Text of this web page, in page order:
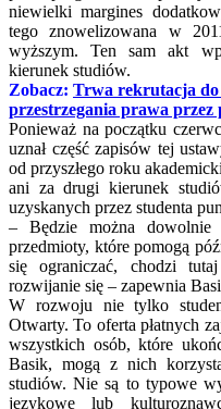
niewielki margines
tego znowelizowana w
wyższym. Ten sam akt
kierunek studiów.
Zobacz: Trwa rekrutacja
przestrzegania prawa przez
Ponieważ na początku
uznał część zapisów tej
od przyszłego roku
ani za drugi kierunek
uzyskanych przez studenta
‒ Będzie można dowolnie
przedmioty, które pomogą
się ograniczać, chodzi
rozwijanie się – zapewnia
W rozwoju nie tylko
Otwarty. To oferta płatnych
wszystkich osób, które
Basik, mogą z nich
studiów. Nie są to typowe
językowe lub